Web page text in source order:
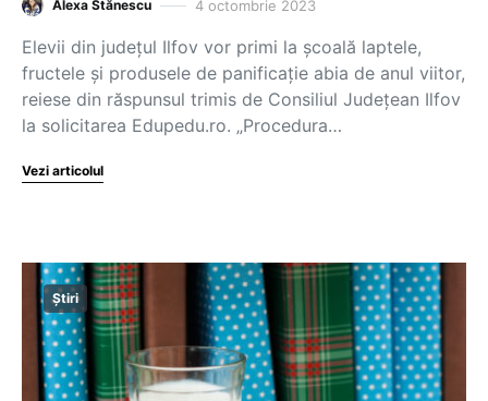
Alexa Stănescu 4 octombrie 2023
Elevii din județul Ilfov vor primi la școală laptele,
fructele și produsele de panificație abia de anul viitor,
reiese din răspunsul trimis de Consiliul Județean Ilfov
la solicitarea Edupedu.ro. „Procedura…
Vezi articolul
Știri